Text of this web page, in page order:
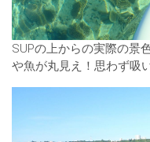
SUPの上からの実際の景
や魚が丸見え！思わず吸